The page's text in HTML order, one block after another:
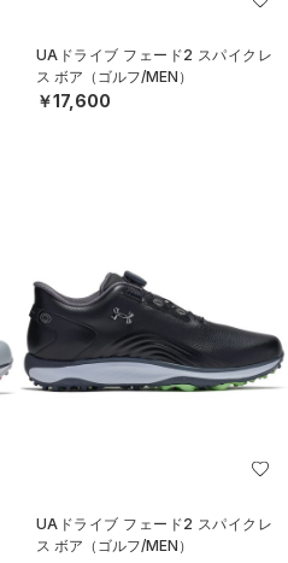
UAドライブ フェード2 スパイクレ
ス ボア（ゴルフ/MEN）
￥17,600
UAドライブ フェード2 スパイクレ
ス ボア（ゴルフ/MEN）